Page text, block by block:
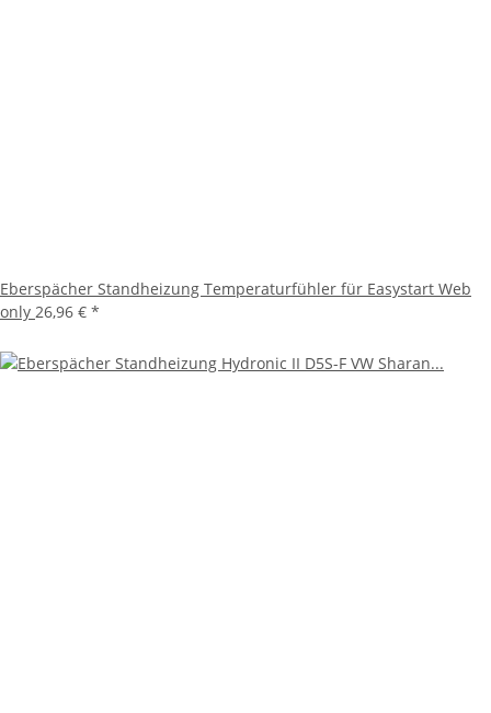
Eberspächer Standheizung Temperaturfühler für Easystart Web
only 26,96 € *